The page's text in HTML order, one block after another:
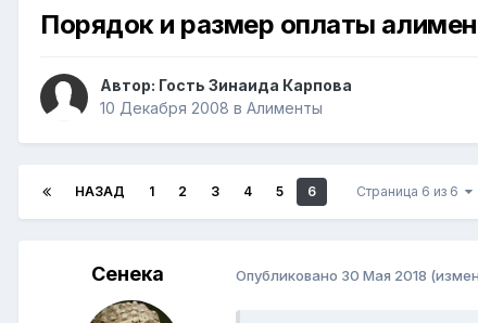
Порядок и размер оплаты
Автор: Гость Зинаида Карпова
10 Декабря 2008 в Алименты
НАЗАД 1 2 3 4 5 6 Страница 6 из 6
Сенека Опубликовано 30 Мая 2018